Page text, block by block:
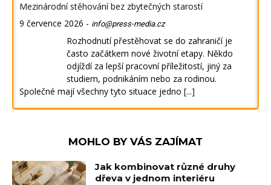
Mezinárodní stěhování bez zbytečných starostí
9 července 2026 - info@press-media.cz
Rozhodnutí přestěhovat se do zahraničí je
často začátkem nové životní etapy. Někdo
odjíždí za lepší pracovní příležitostí, jiný za
studiem, podnikáním nebo za rodinou.
Společné mají všechny tyto situace jedno [...]
MOHLO BY VÁS ZAJÍMAT
Jak kombinovat různé druhy
dřeva v jednom interiéru